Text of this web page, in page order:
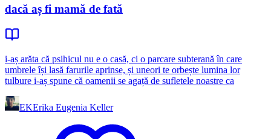
dacă aș fi mamă de fată
i-aș arăta că psihicul nu e o casă, ci o parcare subterană în care
umbrele își lasă farurile aprinse, și uneori te orbește lumina lor
tulbure i-aș spune că oamenii se agață de sufletele noastre ca
EKErika Eugenia Keller